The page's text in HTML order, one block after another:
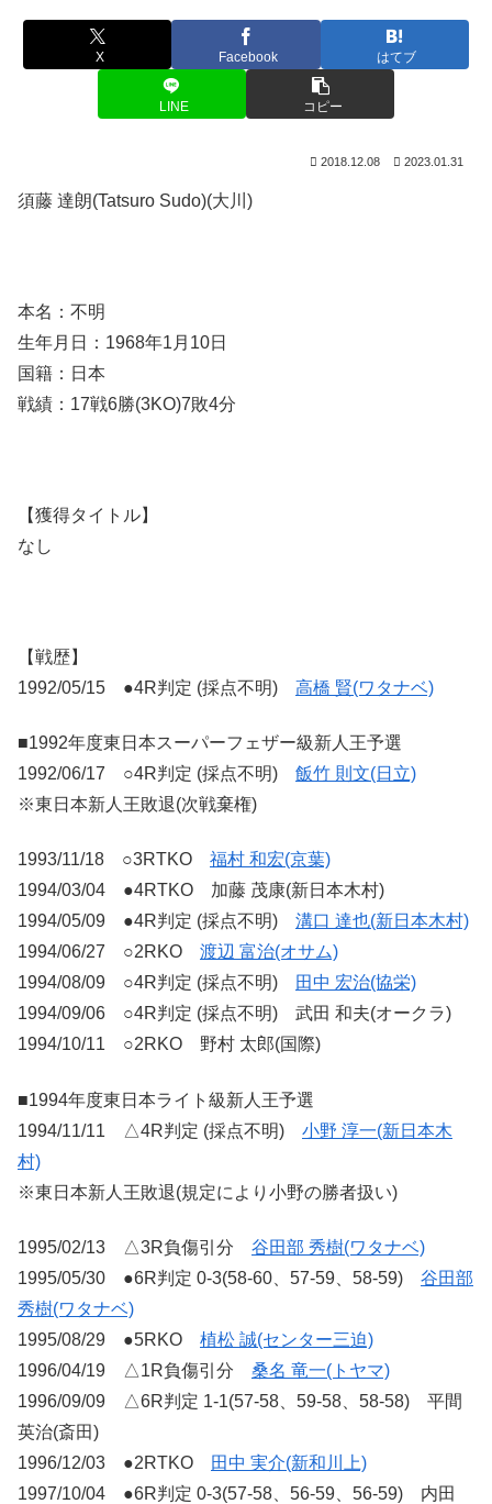
X Facebook はてブ
LINE コピー
2018.12.08 2023.01.31
須藤 達朗(Tatsuro Sudo)(大川)
本名：不明
生年月日：1968年1月10日
国籍：日本
戦績：17戦6勝(3KO)7敗4分
【獲得タイトル】
なし
【戦歴】
1992/05/15 ●4R判定 (採点不明) 高橋 賢(ワタナベ)
■1992年度東日本スーパーフェザー級新人王予選
1992/06/17 ○4R判定 (採点不明) 飯竹 則文(日立)
※東日本新人王敗退(次戦棄権)
1993/11/18 ○3RTKO 福村 和宏(京葉)
1994/03/04 ●4RTKO 加藤 茂康(新日本木村)
1994/05/09 ●4R判定 (採点不明) 溝口 達也(新日本木村)
1994/06/27 ○2RKO 渡辺 富治(オサム)
1994/08/09 ○4R判定 (採点不明)
田中 宏治(協栄)
1994/09/06 ○4R判定 (採点不明) 武田 和夫(オークラ)
1994/10/11 ○2RKO 野村 太郎(国際)
■1994年度東日本ライト級新人王予選
1994/11/11 △4R判定 (採点不明) 小野 淳一(新日本木
村)
※東日本新人王敗退(規定により小野の勝者扱い)
1995/02/13 △3R負傷引分 谷田部 秀樹(ワタナベ)
1995/05/30 ●6R判定 0-3(58-60、57-59、58-59) 谷田部
秀樹(ワタナベ)
1995/08/29 ●5RKO 植松 誠(センター三迫)
1996/04/19 △1R負傷引分 桑名 竜一(トヤマ)
1996/09/09 △6R判定 1-1(57-58、59-58、58-58) 平間
英治(斎田)
1996/12/03 ●2RTKO
田中 実介(新和川上)
1997/10/04 ●6R判定 0-3(57-58、56-59、56-59) 内田